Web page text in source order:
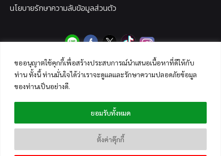
ขออนุญาตใช้คุกกี้เพื่อสร้างประสบการณ์นำเสนอเนื้อหาที่ดีให้กับ
ท่าน ทั้งนี้ ท่านมั่นใจได้ว่าเราจะดูแลและรักษาความปลอดภัยข้อมูล
ของท่านเป็นอย่างดี.
ตั้งค่าคุ๊กกี้
ยอมรับทั้งหมด
นโยบายรักษาความลับข้อมูลส่วนตัว